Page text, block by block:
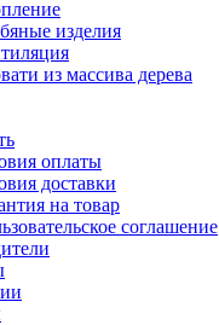
изделия
из массива дерева
оплаты
доставки
на товар
соглашение